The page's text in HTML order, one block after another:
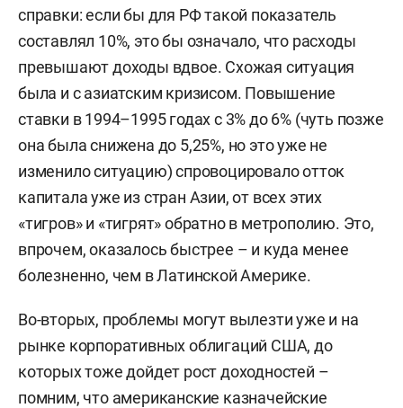
справки: если бы для РФ такой показатель
составлял 10%, это бы означало, что расходы
превышают доходы вдвое. Схожая ситуация
была и с азиатским кризисом. Повышение
ставки в 1994–1995 годах с 3% до 6% (чуть позже
она была снижена до 5,25%, но это уже не
изменило ситуацию) спровоцировало отток
капитала уже из стран Азии, от всех этих
«тигров» и «тигрят» обратно в метрополию. Это,
впрочем, оказалось быстрее – и куда менее
болезненно, чем в Латинской Америке.
Во-вторых, проблемы могут вылезти уже и на
рынке корпоративных облигаций США, до
которых тоже дойдет рост доходностей –
помним, что американские казначейские